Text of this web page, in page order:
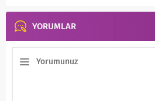
YORUMLAR